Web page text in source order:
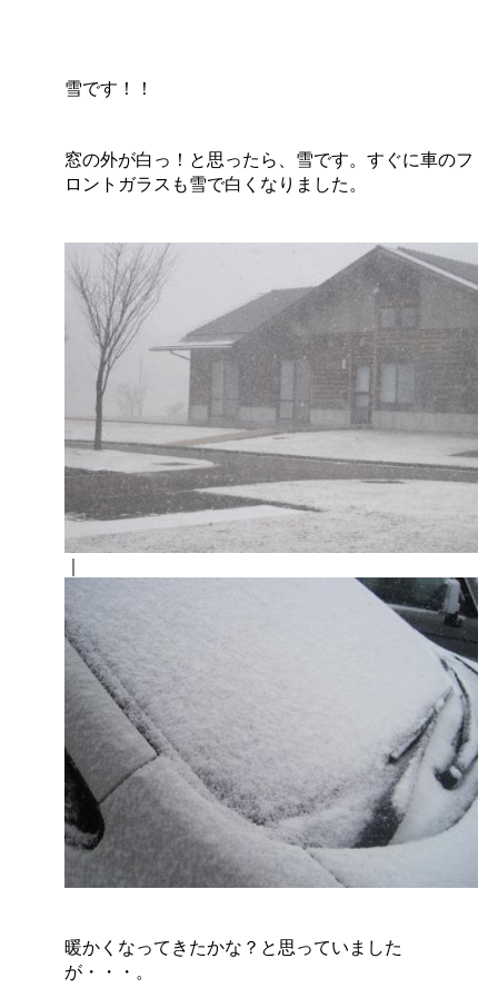
雪です！！
窓の外が白っ！と思ったら、雪です。すぐに車のフ
ロントガラスも雪で白くなりました。
｜
暖かくなってきたかな？と思っていました
が・・・。